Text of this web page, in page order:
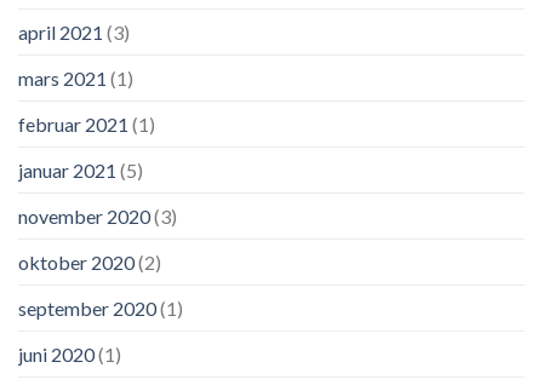
april 2021 (3)
mars 2021 (1)
februar 2021 (1)
januar 2021 (5)
november 2020(3)
oktober 2020(2)
september 2020(1)
juni 2020(1)